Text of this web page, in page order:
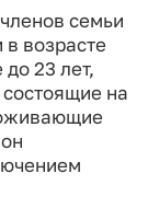
семьи
возрасте
23 лет,
на